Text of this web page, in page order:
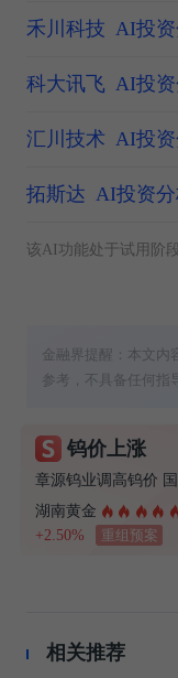
禾川科技 AI投
科大讯飞 AI投
汇川技术 AI投
拓斯达 AI投资
该AI功能处于试用阶
金融界提醒：本文内
参考，不具备任何
钨价上涨
湖南黄金
+2.50%
重组预案
相关推荐